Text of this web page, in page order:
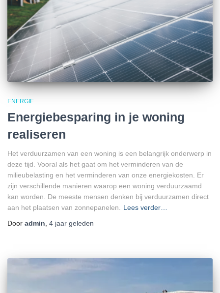
ENERGIE
Energiebesparing in je woning
realiseren
Het verduurzamen van een woning is een belangrijk onderwerp in
deze tijd. Vooral als het gaat om het verminderen van de
milieubelasting en het verminderen van onze energiekosten. Er
zijn verschillende manieren waarop een woning verduurzaamd
kan worden. De meeste mensen denken bij verduurzamen direct
aan het plaatsen van zonnepanelen. Lees verder…
Door admin, 4 jaar geleden